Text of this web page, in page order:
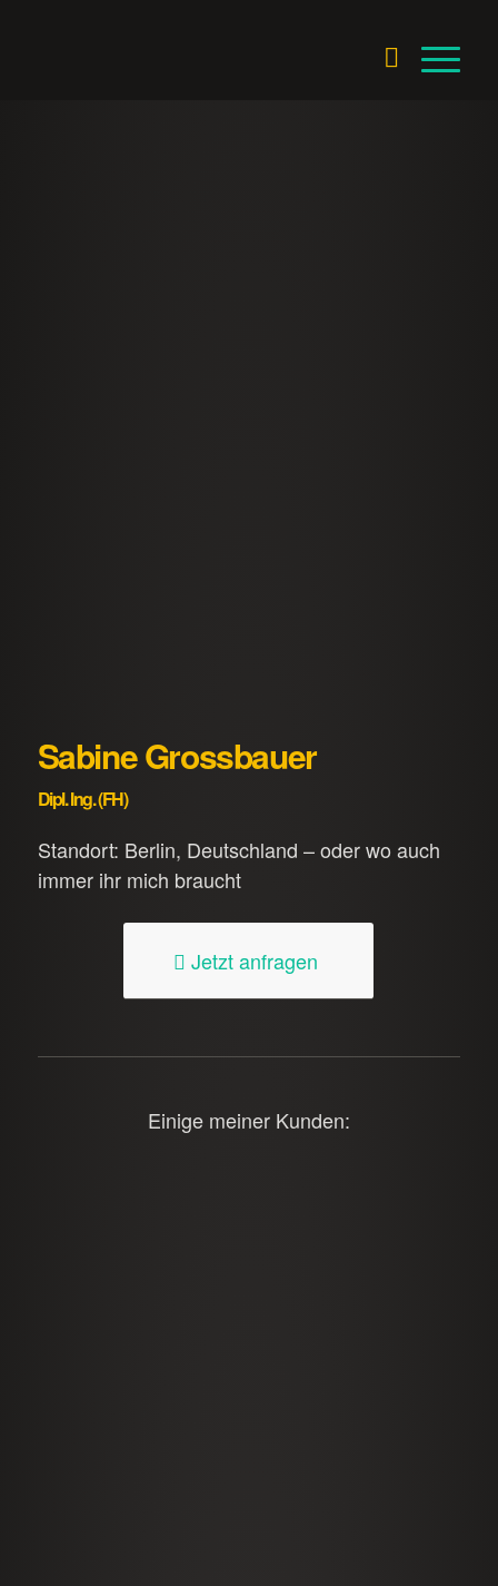
Sabine Grossbauer
Dipl. Ing. (FH)
Standort: Berlin, Deutschland – oder wo auch
immer ihr mich braucht
Jetzt anfragen
Einige meiner Kunden: